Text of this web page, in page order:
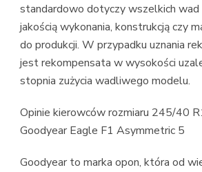
standardowo dotyczy wszelkich wad
jakością wykonania, konstrukcją czy
do produkcji. W przypadku uznania
jest rekompensata w wysokości
stopnia zużycia wadliwego modelu.
Opinie kierowców rozmiaru 245/40
Goodyear Eagle F1 Asymmetric 5
Goodyear to marka opon, która od